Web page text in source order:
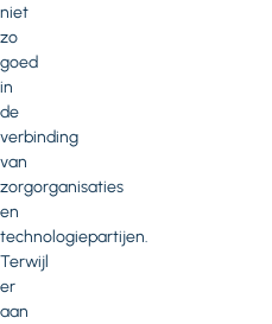
niet
zo
goed
in
de
verbinding
van
zorgorganisaties
en
technologiepartijen.
Terwijl
er
aan